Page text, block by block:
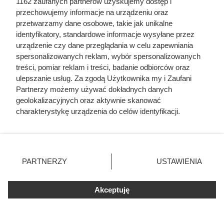
Jedna z najpopularniejszych kaw
przyciąga klientów do Dino
przechowujemy informacje na urządzeniu oraz
przetwarzamy dane osobowe, takie jak unikalne
identyfikatory, standardowe informacje wysyłane przez
urządzenie czy dane przeglądania w celu zapewniania
spersonalizowanych reklam, wybór spersonalizowanych
treści, pomiar reklam i treści, badanie odbiorców oraz
ulepszanie usług. Za zgodą Użytkownika my i Zaufani
Partnerzy możemy używać dokładnych danych
geolokalizacyjnych oraz aktywnie skanować
charakterystykę urządzenia do celów identyfikacji.
zmienić/wycofać klikając przycisk ustawień prywatności
znajdujący się w lewym dolnym rogu strony
rodzaje przetwarzania danych nie wymagają zgody
użytkownika, ale masz prawo sprzeciwić się takiemu
przetwarzaniu. Preferencje będą miały zastosowania tylko
PARTNERZY USTAWIENIA
Akceptuję